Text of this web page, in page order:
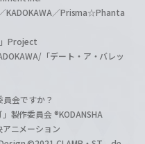
KADOKAWA／Prisma☆Phanta
Project
「デート・ア・バレッ
会ですか？
製作委員会 ®KODANSHA
ニメーション